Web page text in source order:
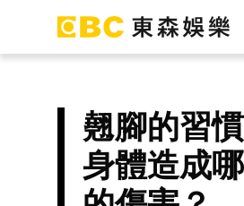
翹腳的習
身體造成